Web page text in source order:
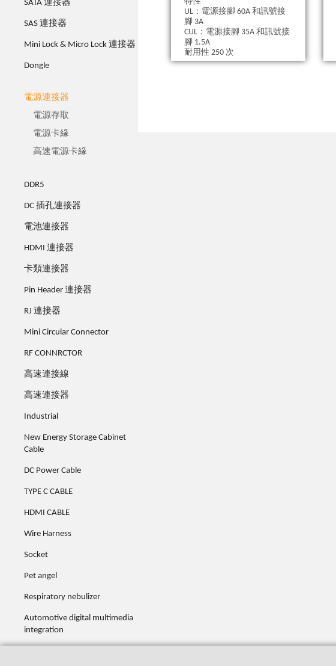
SATA 連接器
SAS 連接器
Mini Lock & Micro Lock 連接器
Dongle
電源連接器
電源存取
電源卡緣
高速電源卡緣
DDR5
DC 插孔連接器
電池連接器
HDMI 連接器
卡類連接器
Pin Header 連接器
RJ 連接器
Mini Circular Connector
RF CONNRCTOR
高速連接線
高速連接器
Industrial
New Energy Storage Cabinet
Cable
DC Power Cable
TYPE C CABLE
HDMI CABLE
Wire Harness
Socket
Pet angel
Respiratory nebulizer
Automotive digital multimedia
integration
UL：電源接腳 60A 和訊號接
腳 3A
CUL：電源接腳 35A 和訊號接
腳 1.5A
耐用性 250 次